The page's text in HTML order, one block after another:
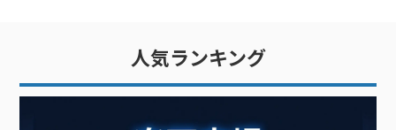
トは「タッチ操作中心の板型デ
バイス」です。文字入力が多い
ン（PC）」です。広い意味での
PC（パーソナルコンピュータ
ー）
人気ランキング